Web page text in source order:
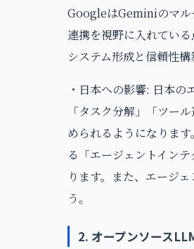
GoogleはGeminiのマル
連携を視野に入れてい
システム形成と信頼性構
・日本への影響: 日本の
「タスク分解」「ツー
められるようになりま
る「エージェントイン
ります。また、エージ
う。
2. オープンソース